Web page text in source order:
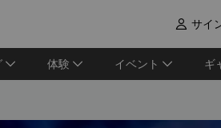
 サイ
体験 イベント ギ